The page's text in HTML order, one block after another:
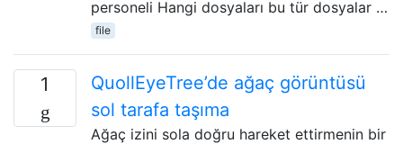
personeli Hangi dosyaları bu tür dosyalar …
file
1
QuollEyeTree’de ağaç görüntüsü
sol tarafa taşıma
Ağaç izini sola doğru hareket ettirmenin bir